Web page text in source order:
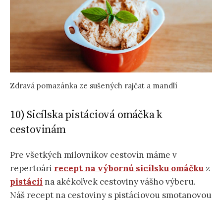
Zdravá pomazánka ze sušených rajčat a mandlí
10) Sicílska pistáciová omáčka k
cestovinám
Pre všetkých milovníkov cestovín máme v
repertoári recept na výbornú sicílsku omáčku z
pistácií na akékoľvek cestoviny vášho výberu.
Náš recept na cestoviny s pistáciovou smotanovou